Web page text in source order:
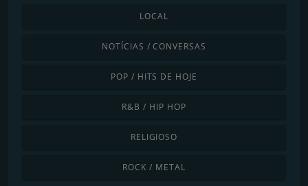
LOCAL
NOTÍCIAS / CONVERSAS
POP / HITS DE HOJE
R&B / HIP HOP
RELIGIOSO
ROCK / METAL